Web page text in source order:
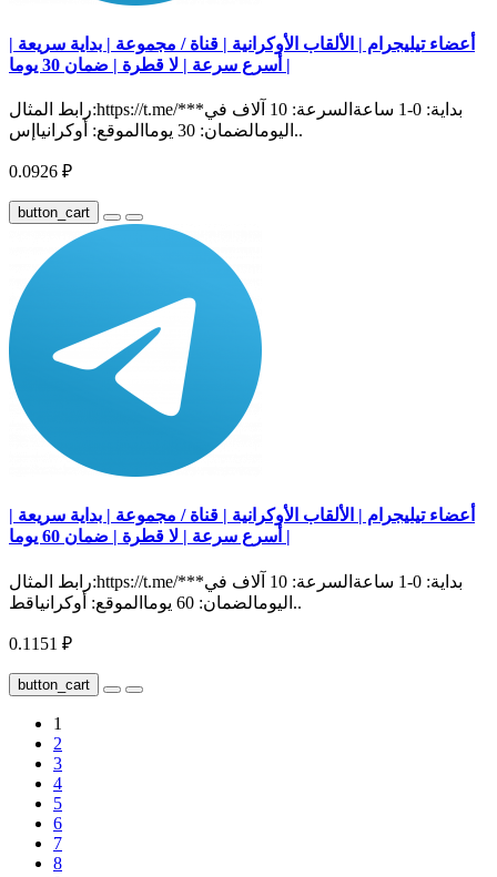
أعضاء تيليجرام | الألقاب الأوكرانية | قناة / مجموعة | بداية سريعة |
أسرع سرعة | لا قطرة | ضمان 30 يوما |
رابط المثال:https://t.me/***بداية: 0-1 ساعةالسرعة: 10 آلاف في
اليومالضمان: 30 يوماالموقع: أوكرانياإس..
0.0926 ₽
button_cart
أعضاء تيليجرام | الألقاب الأوكرانية | قناة / مجموعة | بداية سريعة |
رابط المثال:https://t.me/***بداية: 0-1 ساعةالسرعة: 10 آلاف في
اليومالضمان: 60 يوماالموقع: أوكرانياقط..
0.1151 ₽
button_cart
1
2
3
4
5
6
7
8